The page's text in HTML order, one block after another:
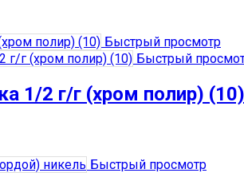
Быстрый просмотр
Быстрый
1/2 г/г (хром полир) (10)
Быстрый просмотр